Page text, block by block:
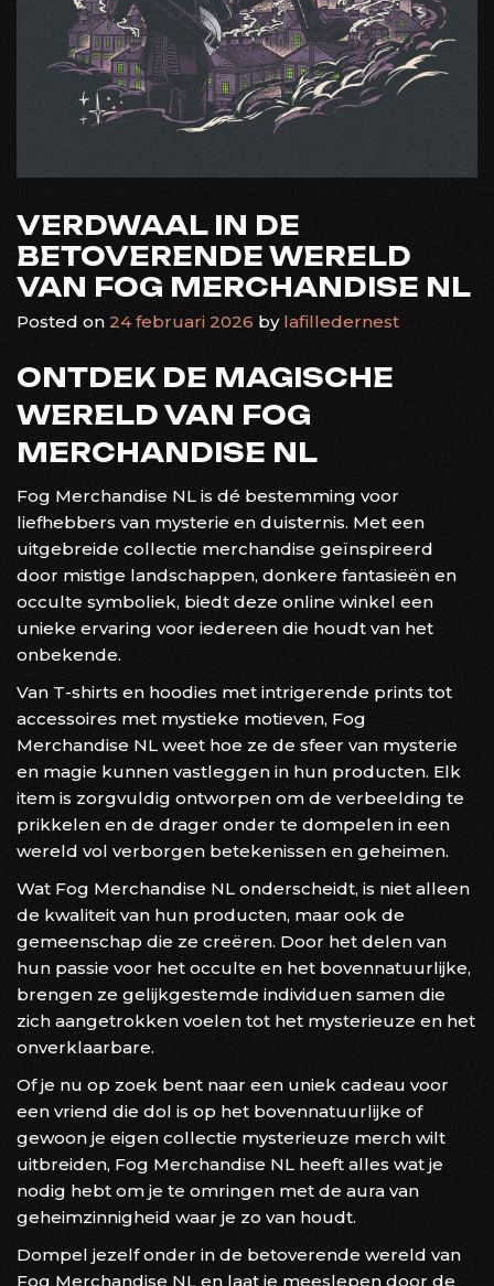
VERDWAAL IN DE
BETOVERENDE WERELD
VAN FOG MERCHANDISE NL
Posted on 24 februari 2026 by lafilledernest
ONTDEK DE MAGISCHE
WERELD VAN FOG
MERCHANDISE NL
Fog Merchandise NL is dé bestemming voor
liefhebbers van mysterie en duisternis. Met een
uitgebreide collectie merchandise geïnspireerd
door mistige landschappen, donkere fantasieën en
occulte symboliek, biedt deze online winkel een
unieke ervaring voor iedereen die houdt van het
onbekende.
Van T-shirts en hoodies met intrigerende prints tot
accessoires met mystieke motieven, Fog
Merchandise NL weet hoe ze de sfeer van mysterie
en magie kunnen vastleggen in hun producten. Elk
item is zorgvuldig ontworpen om de verbeelding te
prikkelen en de drager onder te dompelen in een
wereld vol verborgen betekenissen en geheimen.
Wat Fog Merchandise NL onderscheidt, is niet alleen
de kwaliteit van hun producten, maar ook de
gemeenschap die ze creëren. Door het delen van
hun passie voor het occulte en het bovennatuurlijke,
brengen ze gelijkgestemde individuen samen die
zich aangetrokken voelen tot het mysterieuze en het
onverklaarbare.
Of je nu op zoek bent naar een uniek cadeau voor
een vriend die dol is op het bovennatuurlijke of
gewoon je eigen collectie mysterieuze merch wilt
uitbreiden, Fog Merchandise NL heeft alles wat je
nodig hebt om je te omringen met de aura van
geheimzinnigheid waar je zo van houdt.
Dompel jezelf onder in de betoverende wereld van
Fog Merchandise NL en laat je meeslepen door de